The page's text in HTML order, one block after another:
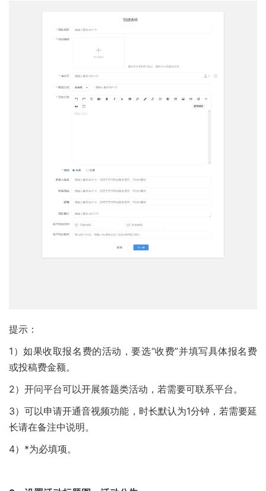
提示：
1）如果收取报名费的活动，要选“收费”并填写具体报名费
或投稿费金额。
2）开问平台可以开展答题类活动，若需要可联系平台。
3）可以申请开通音视频功能，时长默认为1分钟，若需要延
长请在备注中说明。
4）*为必填项。